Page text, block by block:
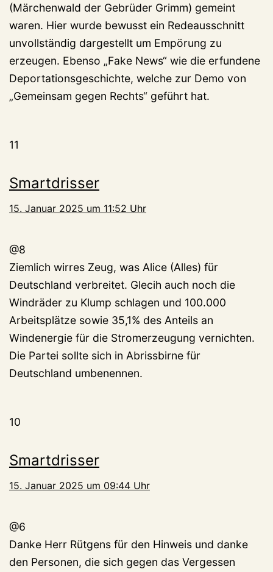
(Märchenwald der Gebrüder Grimm) gemeint
waren. Hier wurde bewusst ein Redeausschnitt
unvollständig dargestellt um Empörung zu
erzeugen. Ebenso „Fake News“ wie die erfundene
Deportationsgeschichte, welche zur Demo von
„Gemeinsam gegen Rechts“ geführt hat.
11
Smartdrisser
15. Januar 2025 um 11:52 Uhr
@8
Ziemlich wirres Zeug, was Alice (Alles) für
Deutschland verbreitet. Glecih auch noch die
Windräder zu Klump schlagen und 100.000
Arbeitsplätze sowie 35,1% des Anteils an
Windenergie für die Stromerzeugung vernichten.
Die Partei sollte sich in Abrissbirne für
Deutschland umbenennen.
10
Smartdrisser
15. Januar 2025 um 09:44 Uhr
@6
Danke Herr Rütgens für den Hinweis und danke
den Personen, die sich gegen das Vergessen